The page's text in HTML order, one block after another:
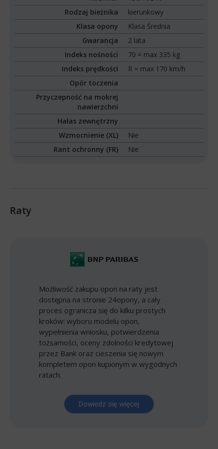
Rodzaj bieżnika
kierunkowy
Klasa opony
Klasa Średnia
Gwarancja
2 lata
Indeks nośności
70 = max 335 kg
Indeks prędkości
R = max 170 km/h
Opór toczenia
Przyczepność na mokrej
nawierzchni
Hałas zewnętrzny
Wzmocnienie (XL)
Nie
Rant ochronny (FR)
Nie
Raty
Możliwość zakupu opon na raty jest
dostępna na stronie 24opony, a cały
proces ogranicza się do kilku prostych
kroków: wyboru modelu opon,
wypełnienia wniosku, potwierdzenia
tożsamości, oceny zdolności kredytowej
przez Bank oraz cieszenia się nowym
kompletem opon kupionym w wygodnych
ratach.
Dowiedz się więcej